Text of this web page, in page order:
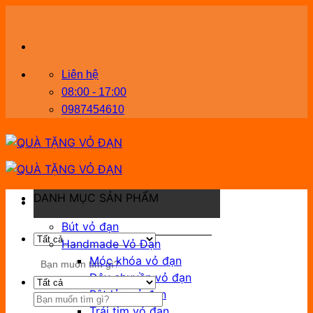
Liên hệ
08:00 - 17:00
0987454610
kiếm:
DANH MỤC SẢN PHẨM
Bút vỏ đạn
Handmade Vỏ Đạn
Móc khóa vỏ đạn
Dây chuyền vỏ đạn
Bật lửa vỏ đạn
Tìm